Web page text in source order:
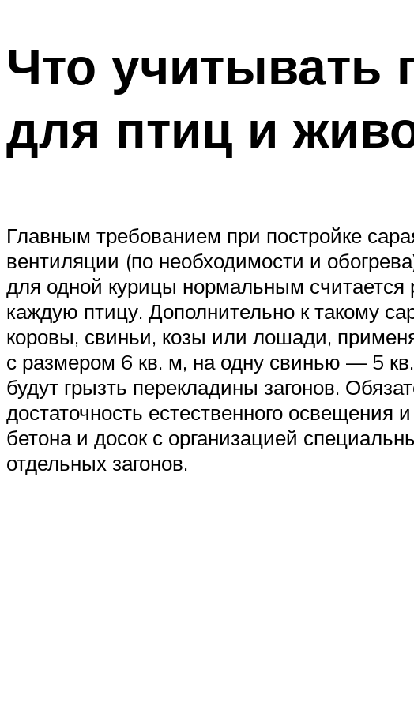
Что учитывать
для птиц и
Главным требованием при постройке
вентиляции (по необходимости и
для одной курицы нормальным считается
каждую птицу. Дополнительно к такому
коровы, свиньи, козы или лошади,
с размером 6 кв. м, на одну свинью — 5
будут грызть перекладины загонов.
достаточность естественного
бетона и досок с организацией
отдельных загонов.